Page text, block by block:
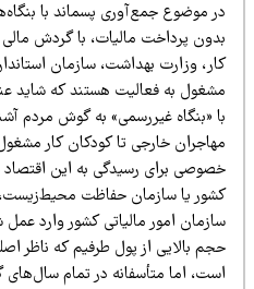
موضوع جمع‌آوری پسماند با بنگاه‌های
پرداخت مالیات، با گردش مالی بالا
وزارت بهداشت، سازمان استاندارد،
به فعالیت هستند که شاید عنوان
«بنگاه غیررسمی» به گوش مردم آشناتر
خارجی تا کودکان کار مشغول به
برای رسیدگی به این اقتصاد
یا سازمان حفاظت محیط‌زیست، باید
امور مالیاتی کشور وارد عمل شود.
بالایی از پول طرفیم که ناظر اصلی بر
اما متأسفانه در تمام سال‌های